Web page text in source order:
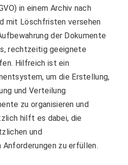
in einem Archiv nach
mit Löschfristen versehen
der Dokumente
rechtzeitig geeignete
Hilfreich ist ein
um die Erstellung,
und Verteilung
zu organisieren und
hilft es dabei, die
und
Anforderungen zu erfüllen.